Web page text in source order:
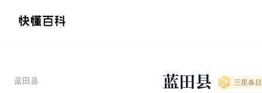
蓝田县
蓝田县 三星条目